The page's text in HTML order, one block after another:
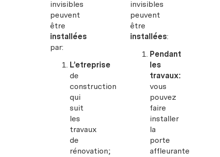
invisibles
peuvent
être
installées
par:
L’etreprise
de
construction
qui
suit
les
travaux
de
rénovation;
invisibles
peuvent
être
installées:
Pendant
les
travaux:
vous
pouvez
faire
installer
la
porte
affleurante